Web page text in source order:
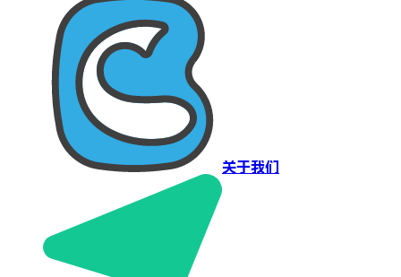
关于我们